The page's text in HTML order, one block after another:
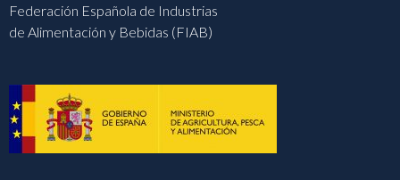
Federación Española de Industrias
de Alimentación y Bebidas (FIAB)